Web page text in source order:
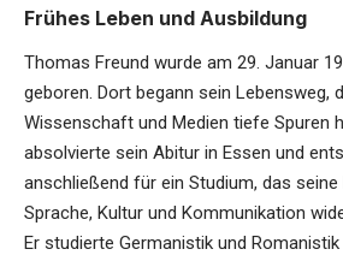
Frühes Leben und Ausbildung
Thomas Freund wurde am 29. Januar
geboren. Dort begann sein Lebensweg,
Wissenschaft und Medien tiefe Spuren
absolvierte sein Abitur in Essen und
anschließend für ein Studium, das
Sprache, Kultur und Kommunikation
Er studierte Germanistik und